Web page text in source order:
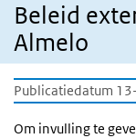
Beleid
Almelo
Publicatiedatum
Om invulling te